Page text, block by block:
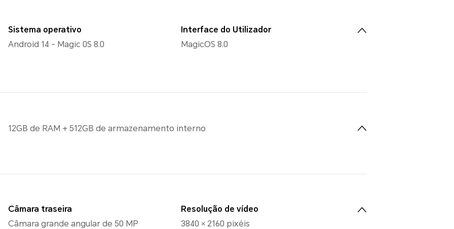
Sistema operativo
Android 14 - Magic 0S 8.0
Interface do Utilizador
MagicOS 8.0
12GB de RAM + 512GB de armazenamento interno
Câmara traseira
Câmara grande angular de 50 MP
Resolução de vídeo
3840 × 2160 pixéis